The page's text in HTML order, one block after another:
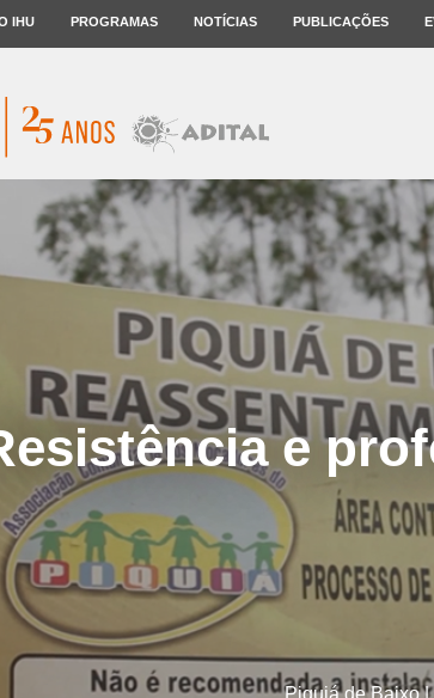
IHU PROGRAMAS NOTÍCIAS PUBLICAÇÕES
e
Piquiá de Baixo |